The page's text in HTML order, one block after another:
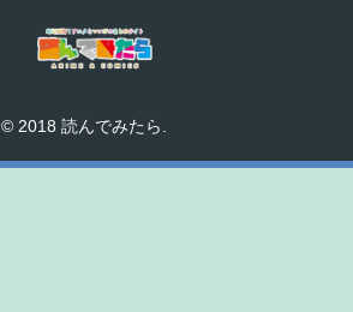
© 2018 読んでみたら.